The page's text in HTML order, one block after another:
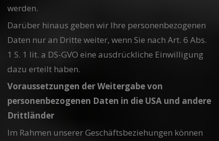
werden.
Darüber hinaus geben wir Ihre personenbezogenen
Daten nur an Dritte weiter, wenn Sie nach Art. 6 Abs.
1 S. 1 lit. a DS-GVO eine ausdrückliche Einwilligung
dazu erteilt haben.
Voraussetzungen der Weitergabe von
personenbezogenen Daten in die USA und andere
Drittländer
Im Rahmen unserer Geschäftsbeziehungen können